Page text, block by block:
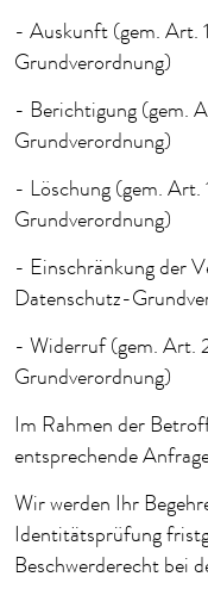
- Auskunft (gem. Art.
Grundverordnung)
- Berichtigung (gem.
Grundverordnung)
- Löschung (gem.
Grundverordnung)
- Einschränkung der
Datenschutz-
- Widerruf (gem. Art.
Grundverordnung)
Im Rahmen der
entsprechende
Wir werden Ihr
Identitätsprüfung
Beschwerderecht bei